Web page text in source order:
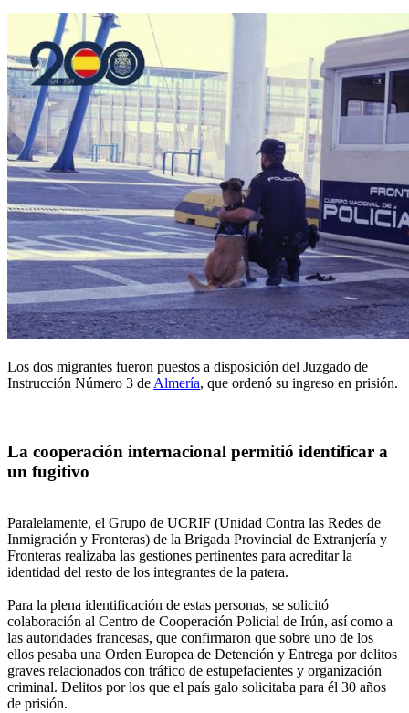
Los dos migrantes fueron puestos a disposición del Juzgado de
Instrucción Número 3 de Almería, que ordenó su ingreso en prisión.
La cooperación internacional permitió identificar a
un fugitivo
Paralelamente, el Grupo de UCRIF (Unidad Contra las Redes de
Inmigración y Fronteras) de la Brigada Provincial de Extranjería y
Fronteras realizaba las gestiones pertinentes para acreditar la
identidad del resto de los integrantes de la patera.
Para la plena identificación de estas personas, se solicitó
colaboración al Centro de Cooperación Policial de Irún, así como a
las autoridades francesas, que confirmaron que sobre uno de los
ellos pesaba una Orden Europea de Detención y Entrega por delitos
graves relacionados con tráfico de estupefacientes y organización
criminal. Delitos por los que el país galo solicitaba para él 30 años
de prisión.